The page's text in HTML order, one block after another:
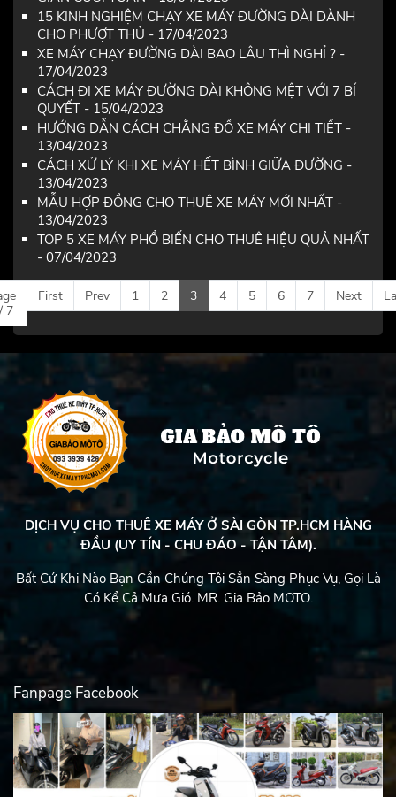
15 KINH NGHIỆM CHẠY XE MÁY ĐƯỜNG DÀI DÀNH
CHO PHƯỢT THỦ - 17/04/2023
XE MÁY CHẠY ĐƯỜNG DÀI BAO LÂU THÌ NGHỈ ? -
17/04/2023
CÁCH ĐI XE MÁY ĐƯỜNG DÀI KHÔNG MỆT VỚI 7 BÍ
QUYẾT - 15/04/2023
HƯỚNG DẪN CÁCH CHẰNG ĐỒ XE MÁY CHI TIẾT -
13/04/2023
CÁCH XỬ LÝ KHI XE MÁY HẾT BÌNH GIỮA ĐƯỜNG -
13/04/2023
MẪU HỢP ĐỒNG CHO THUÊ XE MÁY MỚI NHẤT -
13/04/2023
TOP 5 XE MÁY PHỔ BIẾN CHO THUÊ HIỆU QUẢ NHẤT
- 07/04/2023
7
First Prev 1 2 3 4 5 6 7 Next
DỊCH VỤ CHO THUÊ XE MÁY Ở SÀI GÒN TP.HCM HÀNG
ĐẦU (UY TÍN - CHU ĐÁO - TẬN TÂM).
Bất Cứ Khi Nào Bạn Cần Chúng Tôi Sẳn Sàng Phục Vụ, Gọi Là
Có Kể Cả Mưa Gió. MR. Gia Bảo MOTO.
Fanpage Facebook